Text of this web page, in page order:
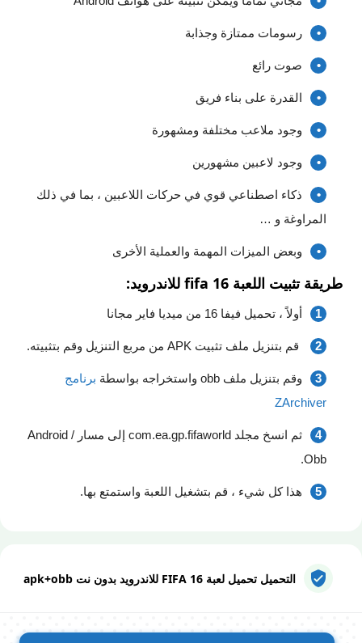
رسومات ممتازة وجذابة
صوت رائع
القدرة على بناء فريق
وجود ملاعب مختلفة ومشهورة
وجود لاعبين مشهورين
ذكاء اصطناعي قوي في حركات اللاعبين ، بما في ذلك
المراوغة و …
وبعض الميزات المهمة والعملية الأخرى
طريقة تثبيت اللعبة fifa 16 للاندرويد:
أولاً ، تحميل فيفا 16 من ميديا فاير مجانا
قم بتنزيل ملف تثبيت APK من مربع التنزيل وقم بتثبيته.
وقم بتنزيل ملف obb واستخراجه بواسطة
برنامج
ZArchiver
ثم انسخ مجلد com.ea.gp.fifaworld إلى مسار Android /
Obb.
هذا كل شيء ، قم بتشغيل اللعبة واستمتع بها.
التحميل تحميل لعبة FIFA 16 للاندرويد بدون نت apk+obb